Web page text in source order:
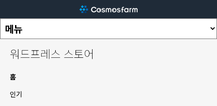
워드프레스 스토어
홈
인기